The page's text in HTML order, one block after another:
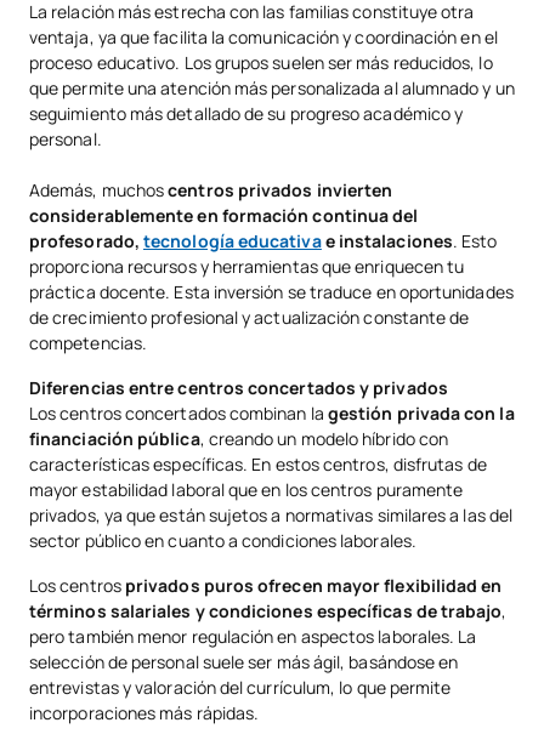
La relación más estrecha con las familias constituye otra
ventaja, ya que facilita la comunicación y coordinación en el
proceso educativo. Los grupos suelen ser más reducidos, lo
que permite una atención más personalizada al alumnado y un
seguimiento más detallado de su progreso académico y
personal.
Además, muchoscentros privados invierten
considerablemente en formación continua del
profesorado,tecnología educativae instalaciones. Esto
proporciona recursos y herramientas que enriquecen tu
práctica docente. Esta inversión se traduce en oportunidades
de crecimiento profesional y actualización constante de
competencias.
Diferencias entre centros concertados y privados
Los centros concertados combinan la gestión privada con la
financiación pública, creando un modelo híbrido con
características específicas. En estos centros, disfrutas de
mayor estabilidad laboral que en los centros puramente
privados, ya que están sujetos a normativas similares a las del
sector público en cuanto a condiciones laborales.
Los centros privados puros ofrecen mayor flexibilidad en
términos salariales y condiciones específicas de trabajo,
pero también menor regulación en aspectos laborales. La
selección de personal suele ser más ágil, basándose en
entrevistas y valoración del currículum, lo que permite
incorporaciones más rápidas.